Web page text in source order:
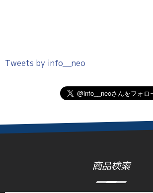
Tweets by info__neo
商品検索